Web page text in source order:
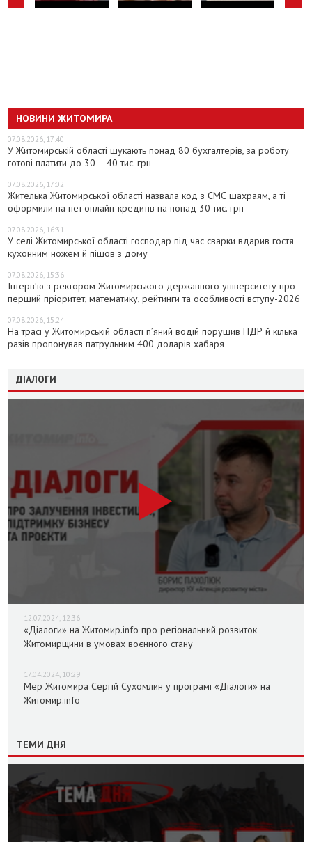
НОВИНИ ЖИТОМИРА
07.08.2026, 17:40
У Житомирській області шукають понад 80 бухгалтерів, за роботу
готові платити до 30 – 40 тис. грн
07.08.2026, 17:02
Жителька Житомирської області назвала код з СМС шахраям, а ті
оформили на неї онлайн-кредитів на понад 30 тис. грн
07.08.2026, 16:31
У селі Житомирської області господар під час сварки вдарив гостя
кухонним ножем й пішов з дому
07.08.2026, 15:36
Інтерв’ю з ректором Житомирського державного університету про
перший пріоритет, математику, рейтинги та особливості вступу-2026
07.08.2026, 15:24
На трасі у Житомирській області п’яний водій порушив ПДР й кілька
разів пропонував патрульним 400 доларів хабаря
ДІАЛОГИ
12.07.2024, 12:36
«Діалоги» на Житомир.info про регіональний розвиток
Житомирщини в умовах воєнного стану
17.04.2024, 10:29
Мер Житомира Сергій Сухомлин у програмі «Діалоги» на
Житомир.info
ТЕМИ ДНЯ